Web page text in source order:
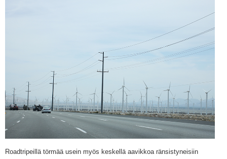
Roadtripeillä törmää usein myös keskellä aavikkoa ränsistyneisiin